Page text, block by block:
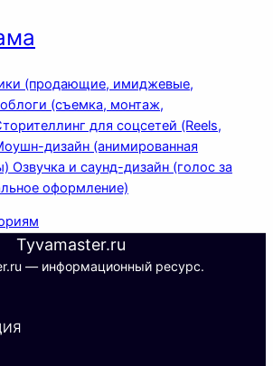
(продающие, имиджевые,
(съемка, монтаж,
для соцсетей (Reels,
дизайн (анимированная
Озвучка и саунд-дизайн (голос за
оформление)
Tyvamaster.ru
— информационный ресурс.